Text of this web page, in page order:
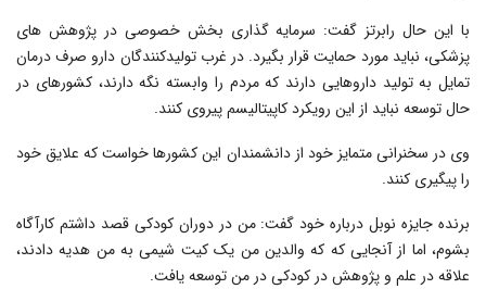
با این حال رابرتز گفت: سرمایه گذاری بخش خصوصی در پژوهش های
پزشکی، نباید مورد حمایت قرار بگیرد. در غرب تولیدکنندگان دارو صرف درمان
تمایل به تولید داروهایی دارند که مردم را وابسته نگه دارند، کشورهای در
حال توسعه نباید از این رویکرد کاپیتالیسم پیروی کنند.
وی در سخنرانی متمایز خود از دانشمندان این کشورها خواست که علایق خود
را پیگیری کنند.
برنده جایزه نوبل درباره خود گفت: من در دوران کودکی قصد داشتم کارآگاه
بشوم، اما از آنجایی که که والدین من یک کیت شیمی به من هدیه دادند،
علاقه در علم و پژوهش در کودکی در من توسعه یافت.